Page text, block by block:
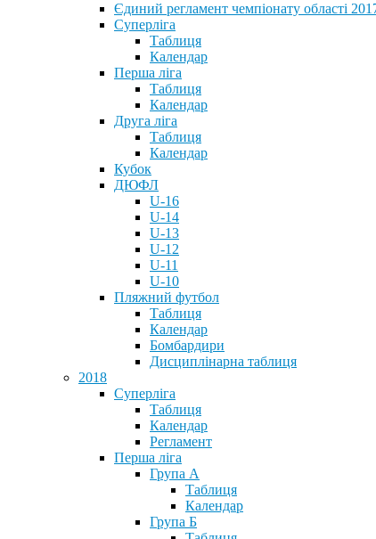
Єдиний регламент чемпіонату області
Суперліга
Таблиця
Календар
Перша ліга
Таблиця
Календар
Друга ліга
Таблиця
Календар
Кубок
ДЮФЛ
U-16
U-14
U-13
U-12
U-11
U-10
Пляжний футбол
Таблиця
Календар
Бомбардири
Дисциплінарна таблиця
2018
Суперліга
Таблиця
Календар
Регламент
Перша ліга
Група А
Таблиця
Календар
Група Б